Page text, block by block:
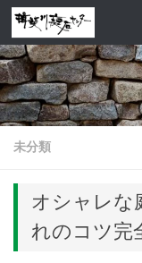
コンテンツへスキ
未分類
オシャレな
れのコツ完